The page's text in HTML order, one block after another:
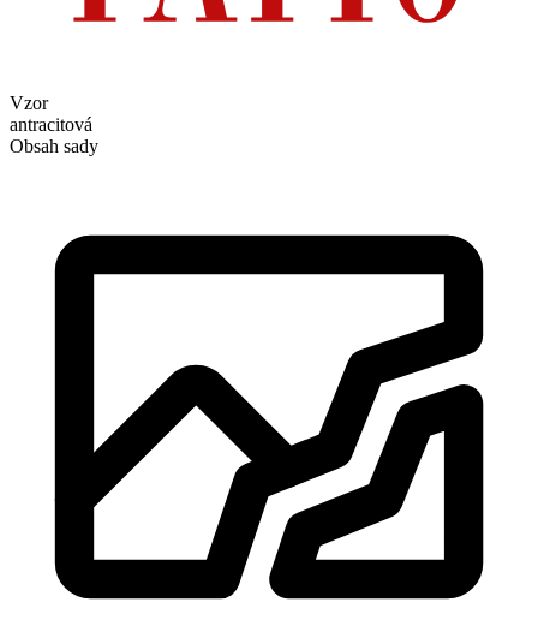
Vzor
antracitová
Obsah sady